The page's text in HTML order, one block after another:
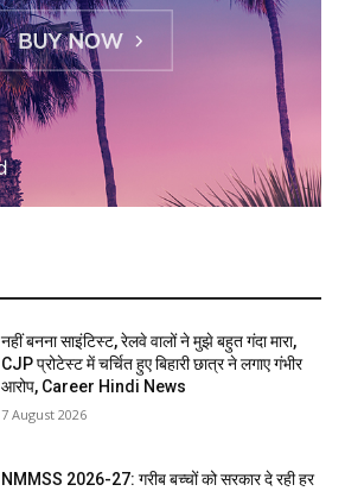
नहीं बनना साइंटिस्ट, रेलवे वालों ने मुझे बहुत गंदा मारा,
CJP प्रोटेस्ट में चर्चित हुए बिहारी छात्र ने लगाए गंभीर
आरोप, Career Hindi News
7 August 2026
NMMSS 2026-27: गरीब बच्चों को सरकार दे रही हर